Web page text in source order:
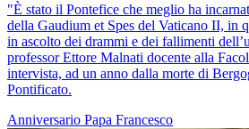
"È stato il Pontefice che meglio ha
della Gaudium et Spes del Vaticano II, in
in ascolto dei drammi e dei fallimenti
professor Ettore Malnati docente alla
intervista, ad un anno dalla morte di
Pontificato.
Anniversario Papa Francesco